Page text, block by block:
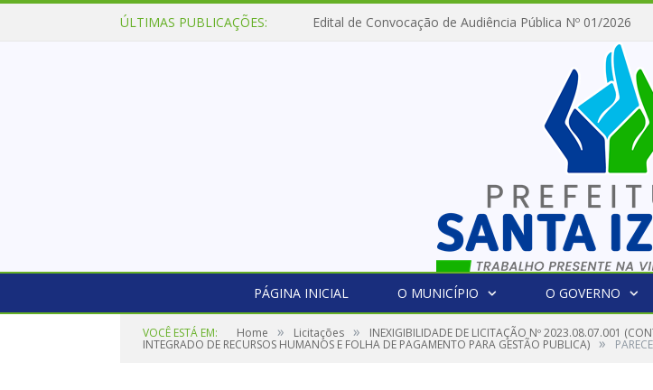
ÚLTIMAS PUBLICAÇÕES: Edital de Convocação de Audiência Pública Nº 01/2026
PÁGINA INICIAL O MUNICÍPIO O GOVERNO
VOCÊ ESTÁ EM: Home » Licitações » INEXIGIBILIDADE DE LICITAÇÃO Nº 2023.08.07.001
INTEGRADO DE RECURSOS HUMANOS E FOLHA DE PAGAMENTO PARA GESTÃO PUBLICA) »